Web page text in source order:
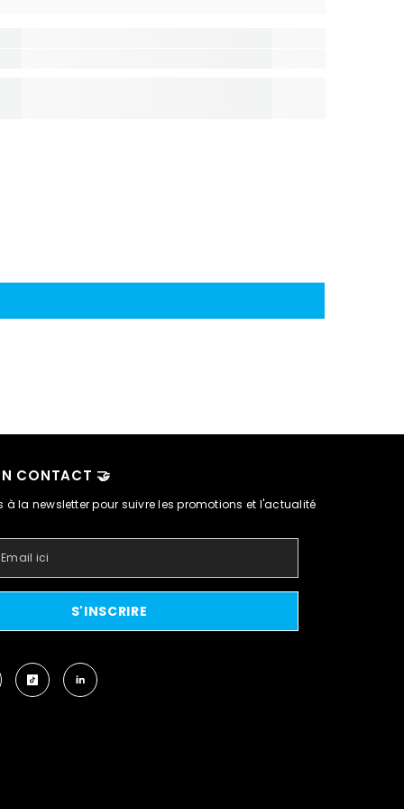
CONTACT 🤝
à la newsletter pour suivre les promotions et l'actualité
S'INSCRIRE